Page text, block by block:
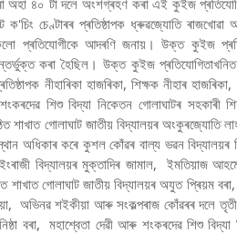
অহা ৪০ টা দলে অংশগ্ৰহণ কৰা এই কুইজ
চেণ্টাৰৰ প্ৰতিষ্ঠাপক ধ্ৰুৱজ্যোতি ৰাজখোৱা
প্ৰতিযোগীকে আদৰণি জনায়। উক্ত কুইজ
কৰা হৈছিল। উক্ত কুইজ প্ৰতিযোগিতাখনিত
নীহাৰিকা হাজৰিকা, শিক্ষক নীহাৰ
শিশু বিদ্যা নিকেতন গোলাঘাটৰ সহকাৰী
শাখাত গোলাঘাট জাতীয় বিদ্যালয়ৰ অংকুৰজ্যোতি
অধিকাৰ কৰে কুশল কোঁৱৰ বাল্য ভৱন
বিদ্যালয়ৰ মুক্তাদিৰ জামাল, ইমতিয়াজ
শাখাত গোলাঘাট জাতীয় বিদ্যালয়ৰ অযুত প্ৰিয়ম
অভিনৱ শইকীয়া আৰু সংকল্পৰাজ কোঁৱৰৰ দলে
বৰা, মহাশ্বেতা দেৱী আৰু শংকৰদেৱ শিশু